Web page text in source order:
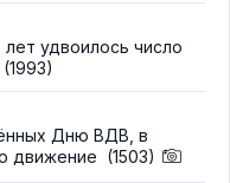
лет удвоилось число
(1993)
Дню ВДВ, в
движение (1503)